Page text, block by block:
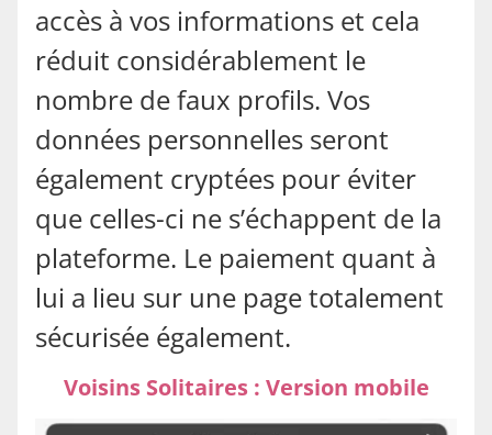
accès à vos informations et cela
réduit considérablement le
nombre de faux profils. Vos
données personnelles seront
également cryptées pour éviter
que celles-ci ne s’échappent de la
plateforme. Le paiement quant à
lui a lieu sur une page totalement
sécurisée également.
Voisins Solitaires : Version mobile